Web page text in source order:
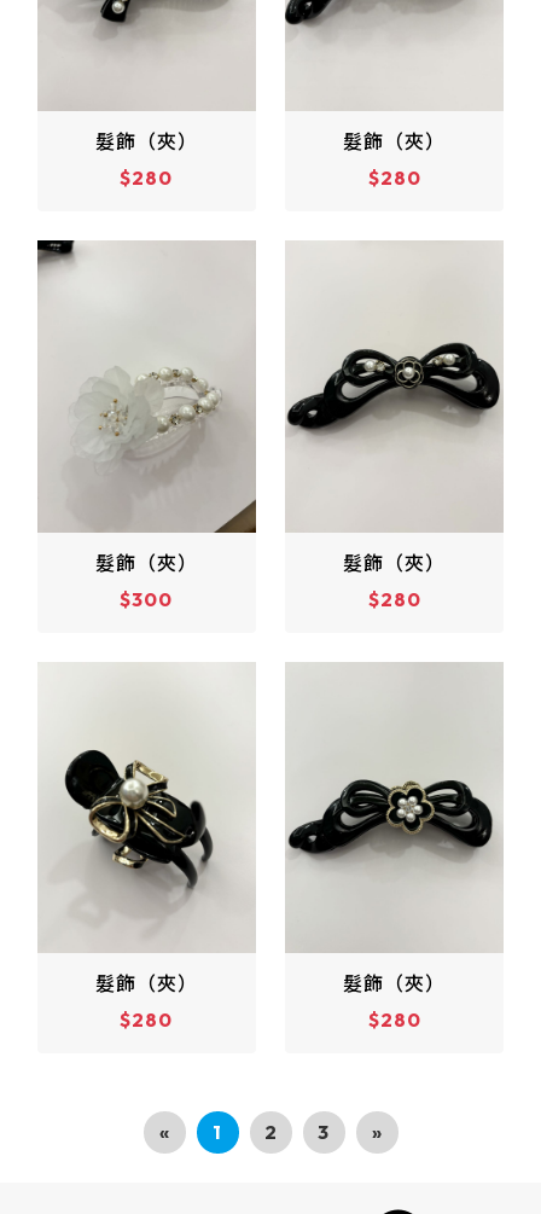
髮飾（夾）
$280
髮飾（夾）
$280
髮飾（夾）
$300
髮飾（夾）
$280
髮飾（夾）
$280
髮飾（夾）
$280
« 1 2 3 »